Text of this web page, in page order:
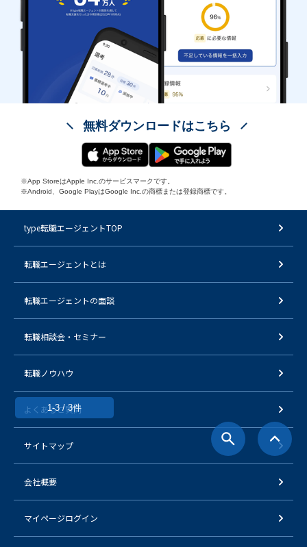
1-3 / 3件
無料ダウンロードはこちら
※App StoreはApple Inc.のサービスマークです。
※Android、Google PlayはGoogle Inc.の商標または登録商標です。
type転職エージェントTOP
転職エージェントとは
転職エージェントの面談
転職相談会・セミナー
転職ノウハウ
よくあるご質問
サイトマップ
会社概要
マイページログイン